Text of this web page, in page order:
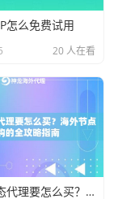
对性和社媒运
常后台管理、
在线进行数据
例如，一个亚
怎么免费试用
20 人在看
国外IP动态代理要怎么买？海外节点选购的全攻略指南